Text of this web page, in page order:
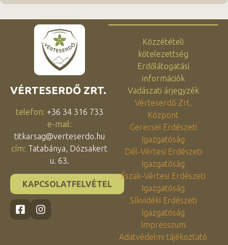
VÉRTESERDŐ ZRT.
telefon: +36 34 316 733
e-mail:
titkarsag@verteserdo.hu
cím: Tatabánya, Dózsakert
u. 63.
KAPCSOLATFELVÉTEL
Közzétételi
kötelezettség
Erdőlátogatási
információk
Vadászati árjegyzék
Vérteserdő Zrt.
Központ
Gerecsei Erdészeti
Igazgatóság
Dél-Vértesi Erdészeti
Igazgatóság
Észak-Vértesi Erdészeti
Igazgatóság
Síkvidéki Erdészeti
Igazgatóság
Impresszum
Adatvédelmi tájékoztató